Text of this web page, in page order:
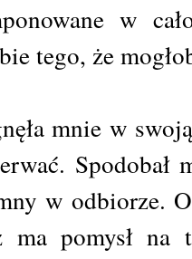
w
tego, że
mnie w
Spodobał
w odbiorze.
ma pomysł